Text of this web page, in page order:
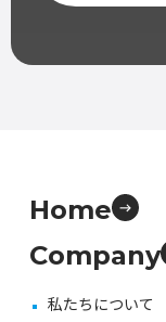
Home
Company
私たちについて